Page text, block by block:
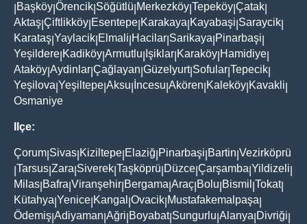
Başköy Örencik Söğütlü Merkezköy Tepeköy Çatak
Aktaş Çiftlikköy Esentepe Karakaya Kayabaşi Saraycik
Karataş Yaylacik Elmali Hacilar Sarikaya Pinarbaşi
Yeşildere Kadiköy Armutlu Işiklar Karaköy Hamidiye
Ataköy Aydinlar Çağlayan Güzelyurt| Sofular Tepecik
Yeşilova Yeşiltepe Aksu İncesu Akören Kaleköy Kavakli
Osmaniye
Ilçe:
Çorum Sivas Kiziltepe Elaziğ Pinarbaşi Bartin Vezirköprü
Tarsus Zara Siverek Taşköprü Düzce Çarşamba Yildizeli
Milas Bafra Viranşehir Bergama Araç Bolu Bismil Tokat|
Kütahya Yenice Kangal Ovacik Mustafakemalpaşa
Ödemiş Adiyaman Ağri Boyabat| Sungurlu Alanya Divriği